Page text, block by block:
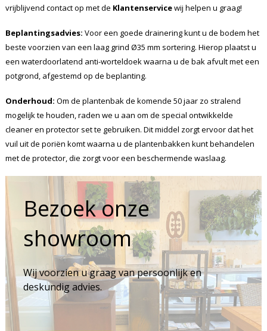
vrijblijvend contact op met de Klantenservicewij helpen u graag!
Beplantingsadvies: Voor een goede drainering kunt u de bodem het
beste voorzien van een laag grind Ø35 mm sortering. Hierop plaatst u
een waterdoorlatend anti-worteldoek waarna u de bak afvult met een
potgrond, afgestemd op de beplanting.
Onderhoud: Om de plantenbak de komende 50 jaar zo stralend
mogelijk te houden, raden we u aan om de special ontwikkelde
cleaner en protector set te gebruiken. Dit middel zorgt ervoor dat het
vuil uit de poriën komt waarna u de plantenbakken kunt behandelen
met de protector, die zorgt voor een beschermende waslaag.
Bezoek onze
showroom
Wij voorzien u graag van persoonlijk en
deskundig advies.